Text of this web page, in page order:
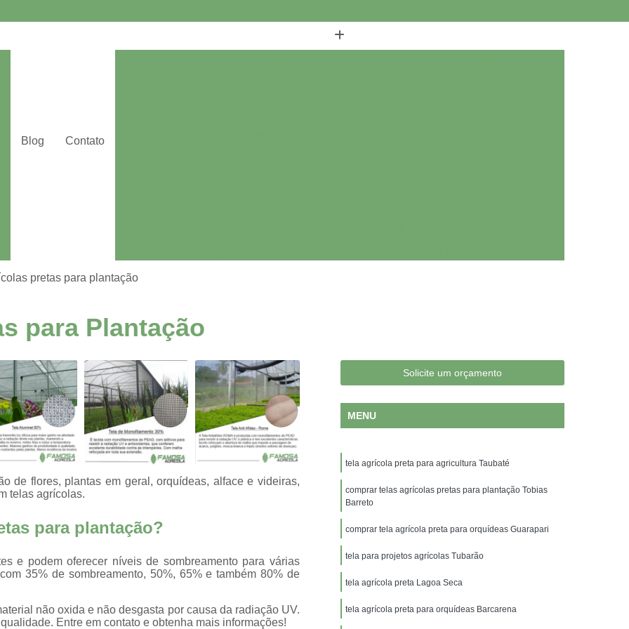
Blog Contato
Tutoramento de Plantações
Aluminet para Estufa
Lona Agrícola Branca
Lona Agrícola Branca para Estufa
Lona Agrícola para Silagem
Lona Agrícola Preta
Lona Agrícola Preta para Estufa
Ráfia de Solo Carijo
Ráfia de Solo de Plástico
Tela Agrícola Mini Túnel
Tela Agrícola Mini Túnel para Plantação
Tela Agrícola Mini Túnel para Plantas
Tela Mulching
Tela Mulching Branca
Tela Mulching Preto
Filme Plástico Estufa
Filme Plástico para Cobertura de Videira
Filme Plástico Transparente
Filmes Plásticos de Proteção
Filmes Plásticos para Agricultura
Filmes Plásticos para Estufas
pretas para plantação
para Plantação
de flores, plantas em geral, orquídeas, alface e videiras,
telas agrícolas.
para plantação?
e podem oferecer níveis de sombreamento para várias
35% de sombreamento, 50%, 65% e também 80% de
não oxida e não desgasta por causa da radiação UV.
Entre em contato e obtenha mais informações!
Solicite um orçamento
MENU
tela agrícola preta para agricultura Taubaté
comprar telas agrícolas pretas para plantação Tobias
Barreto
comprar tela agrícola preta para orquídeas Guarapari
tela para projetos agrícolas Tubarão
tela agrícola preta Lagoa Seca
tela agrícola preta para orquídeas Barcarena